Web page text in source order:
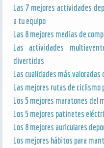
Las 7 mejores actividades
a tu equipo
Las 8 mejores medias de
Las actividades
divertidas
Las cualidades más
Las mejores rutas de ciclismo
Los 5 mejores maratones del
Los 5 mejores patinetes
Los 8 mejores auriculares
Los mejores hábitos para